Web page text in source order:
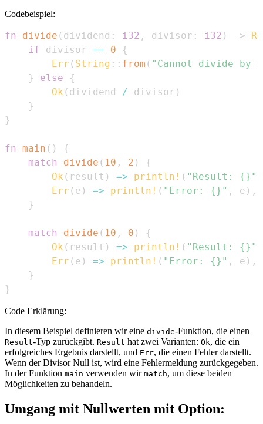
Codebeispiel:
fn divide ( dividend : i32 , divisor : i32 ) ->
if divisor == 0
{
Err ( String :: from ( "Cannot divide by
}
else
{
Ok ( dividend / divisor )
}
}
fn main ( )
{
match
divide ( 10 , 2 )
{
Ok ( result ) => println! ( "Result: {}"
Err ( e ) => println! ( "Error: {}" , e ) ,
}
match divide ( 10 , 0 )
{
Ok ( result ) => println! ( "Result: {}"
Err ( e ) => println! ( "Error: {}" , e ) ,
}
}
Code Erklärung:
In diesem Beispiel definieren wir eine divide-Funktion, die einen
Result-Typ zurückgibt. Result hat zwei Varianten: Ok, die ein
erfolgreiches Ergebnis darstellt, und Err, die einen Fehler darstellt.
Wenn der Divisor Null ist, wird eine Fehlermeldung zurückgegeben.
In der Funktion main verwenden wir match, um diese beiden
Möglichkeiten zu behandeln.
Umgang mit Nullwerten mit Option: